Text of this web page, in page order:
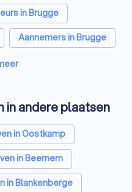
in Brugge
Aannemers in Brugge
Brugge
in Brugge
Glazenwassers in Brugge
Brugge
in Brugge
in andere plaatsen
in Oostkamp
in Beernem
in Blankenberge